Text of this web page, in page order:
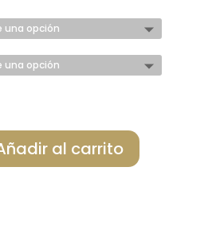
230,00 €.119,00 €.
al carrito